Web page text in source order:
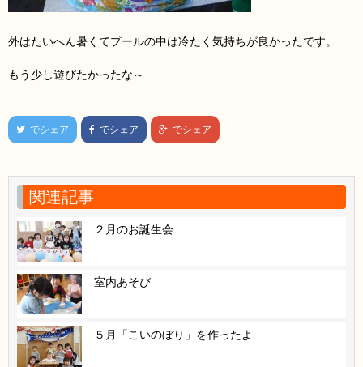
外はたいへん暑くてプールの中は冷たく気持ちが良かったです。
もう少し遊びたかったな～
でシェア でシェア でシェア
関連記事
２月のお誕生会
室内あそび
５月「こいのぼり」を作ったよ